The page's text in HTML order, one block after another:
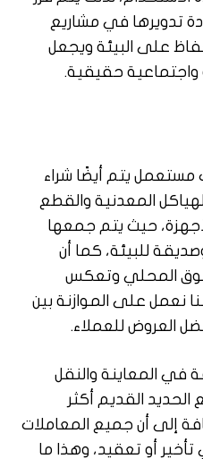
تدويرها في مشاريع
على البيئة ويجعل
واجتماعية حقيقية.
يتم أيضًا شراء
المعدنية والقطع
حيث يتم جمعها
للبيئة، كما أن
المحلي وتعكس
نعمل على الموازنة بين
العروض للعملاء.
في المعاينة والنقل
القديم أكثر
إلى أن جميع المعاملات
أو تعقيد، وهذا ما